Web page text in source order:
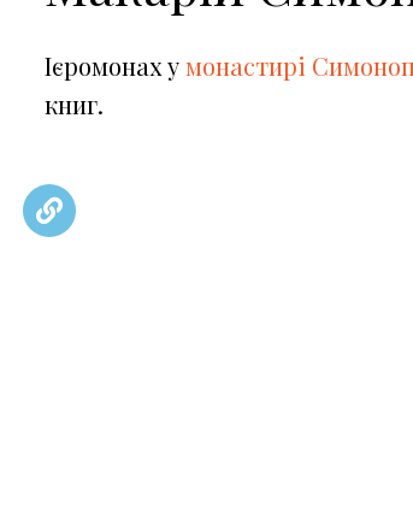
Ієромонах умонастирі
книг.